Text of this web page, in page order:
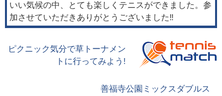
いい気候の中、とても楽しくテニスができました。参
加させていただきありがとうございました‼️
ピクニック気分で草トーナメン
トに行ってみよう!
善福寺公園ミックスダブルス